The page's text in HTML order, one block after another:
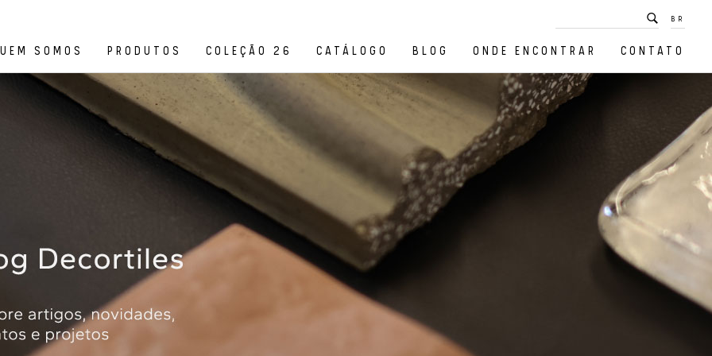
BR
SOMOS PRODUTOS COLEÇÃO 26 CATÁLOGO BLOG ONDE ENCONTRAR CONTATO